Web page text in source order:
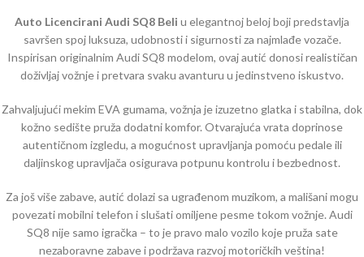
Auto Licencirani Audi SQ8 Beli u elegantnoj beloj boji predstavlja
savršen spoj luksuza, udobnosti i sigurnosti za najmlađe vozače.
Inspirisan originalnim Audi SQ8 modelom, ovaj autić donosi realističan
doživljaj vožnje i pretvara svaku avanturu u jedinstveno iskustvo.
Zahvaljujući mekim EVA gumama, vožnja je izuzetno glatka i stabilna, dok
kožno sedište pruža dodatni komfor. Otvarajuća vrata doprinose
autentičnom izgledu, a mogućnost upravljanja pomoću pedale ili
daljinskog upravljača osigurava potpunu kontrolu i bezbednost.
Za još više zabave, autić dolazi sa ugrađenom muzikom, a mališani mogu
povezati mobilni telefon i slušati omiljene pesme tokom vožnje. Audi
SQ8 nije samo igračka – to je pravo malo vozilo koje pruža sate
nezaboravne zabave i podržava razvoj motoričkih veština!